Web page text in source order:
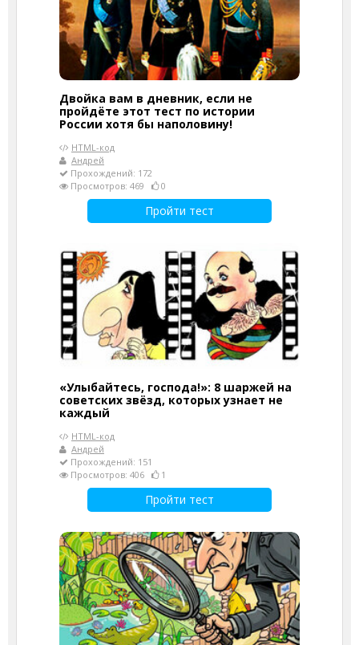
Двойка вам в дневник, если не
пройдёте этот тест по истории
России хотя бы наполовину!
HTML-код
Андрей
Прохождений: 172
Просмотров: 469
0
Пройти тест
«Улыбайтесь, господа!»: 8 шаржей на
советских звёзд, которых узнает не
каждый
HTML-код
Андрей
Прохождений: 151
Просмотров: 406
1
Пройти тест